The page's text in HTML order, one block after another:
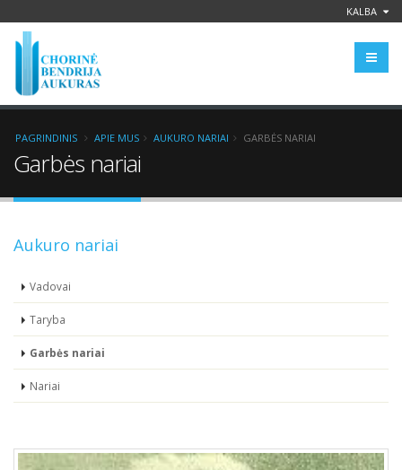
KALBA
PAGRINDINIS APIE MUS AUKURO NARIAI GARBĖS NARIAI
Garbės nariai
Aukuro nariai
Vadovai
Taryba
Garbės nariai
Nariai